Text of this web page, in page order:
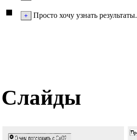
Просто хочу узнать результаты.
Слайды